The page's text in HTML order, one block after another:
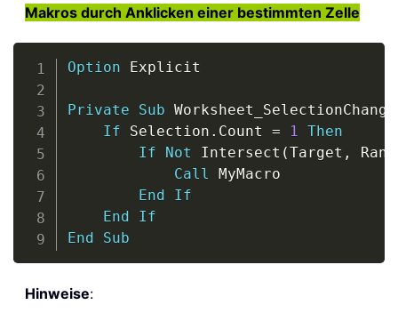
Makros durch Anklicken einer bestimmten Zelle
Option Explicit
Private Sub Worksheet_SelectionChange
If Selection . Count = 1 Then
If
Not Intersect (Target ,
Call MyMacro
End
If
End
If
End
Sub
Hinweise: